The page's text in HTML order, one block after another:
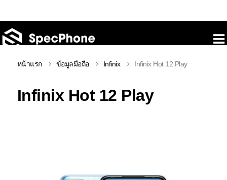
หน้าแรก ข้อมูลมือถือ Infinix Infinix Hot 12 Play
Infinix Hot 12 Play